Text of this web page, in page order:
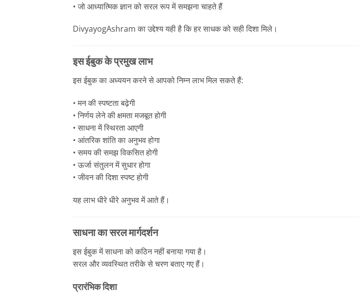
• जो आध्यात्मिक ज्ञान को सरल रूप में समझना चाहते हैं
DivyayogAshram का उद्देश्य यही है कि हर साधक को सही दिशा मिले।
इस ईबुक के प्रमुख लाभ
इस ईबुक का अध्ययन करने से आपको निम्न लाभ मिल सकते हैं:
• मन की स्पष्टता बढ़ेगी
• निर्णय लेने की क्षमता मजबूत होगी
• साधना में स्थिरता आएगी
• आंतरिक शांति का अनुभव होगा
• समय की समझ विकसित होगी
• ऊर्जा संतुलन में सुधार होगा
• जीवन की दिशा स्पष्ट होगी
यह लाभ धीरे धीरे अनुभव में आते हैं।
साधना का सरल मार्गदर्शन
इस ईबुक में साधना को कठिन नहीं बनाया गया है।
सरल और व्यवस्थित तरीके से चरण बताए गए हैं।
प्रारंभिक दिशा